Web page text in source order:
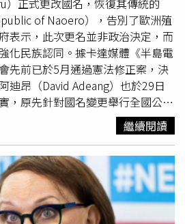
對當前菲方在南海侵權挑釁行徑的
護黃岩島主權和海洋權益的堅定決
軍的演習發生在馬尼拉向 聯合國提
。在圖中，菲律賓界定了其對黃岩
索，以及其12海里領海和24海里
導致大陸外交部在7月31日譴責菲
無效」，並補充稱「中國堅決反
週以來，中菲兩國之間的領土緊張
成為衝突引爆點之一。近年來，中
學考察，加強了對該島礁的控制。
年劃定的周邊海域領海基線。
都名列感謝名單。相較之下，高
感謝多國領袖及國際組織，並提及
統馬克宏、義大利總理梅洛尼等
灣，引發不少日本網友留言表示
、「為什麼沒有台灣」、「台灣第
最不該忘記的就是台灣」，相關話
群平台發酵。熊本強震後各界伸
致謝，台灣也在感謝名單之列。
實上，熊本強震發生後，賴清德第
發文，代表台灣人民向日本災民
日本是患難與共的真朋友，只要日
必要協助，希望災區早日恢復正常
總統蕭美琴及行政院長卓榮泰也宣
20萬元協助賑災；外交部同步設立
）正式更改國名，恢復其傳統的
of Naoero），告別了歐洲殖
表示，此次更名並非政治決定，而
化民族認同。據卡達媒體《半島電
先前已於5月通過憲法修正案，決
迪昂（David Adeang）也於29日
，原先針對國名變更舉行全國公投
項改名反映的是人民原本就擁有的
要透過投票尋求認可的新名稱。阿
並不是一個等待人民接受的新名
分，是國徽上的名稱，也是在社區
重要的是，憲法已經允許使用這個
次更名並非政治行動，而是以文化
繼續閱讀